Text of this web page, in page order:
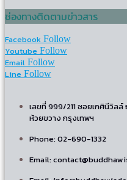
ช่องทางติดตามข่าวสาร
Facebook Follow
Youtube Follow
Email Follow
Line Follow
เลขที่ 999/211 ซอยเกศินีวิล
ห้วยขวาง กรุงเทพฯ
Phone: 02-690-1332
Email: